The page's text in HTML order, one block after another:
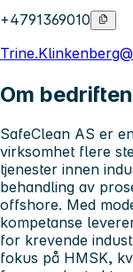
+4791369010
Om bedriften
SafeClean AS er
virksomhet flere
tjenester innen
behandling av
offshore. Med
kompetanse
for krevende
fokus på HMSK,